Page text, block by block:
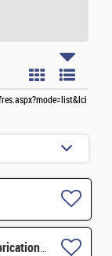
Technicien supérieur de purification et fabrication en chaine blindée H/F